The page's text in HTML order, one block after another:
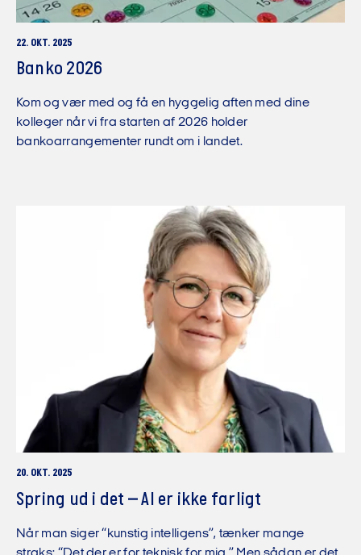
22. OKT. 2025
Banko 2026
Kom og vær med og få en hyggelig aften med dine
kolleger når vi fra starten af 2026 holder
bankoarrangementer rundt om i landet.
20. OKT. 2025
Spring ud i det – AI er ikke farligt
Når man siger “kunstig intelligens”, tænker mange